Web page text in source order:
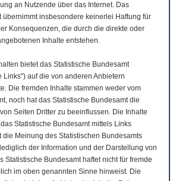
an Nutzende über das Internet. Das
übernimmt insbesondere keinerlei Haftung für
Konsequenzen, die durch die direkte oder
Inhalte entstehen.
bietet das Statistische Bundesamt
Links") auf die von anderen Anbietern
Die fremden Inhalte stammen weder vom
noch hat das Statistische Bundesamt die
Seiten Dritter zu beeinflussen. Die Inhalte
Statistische Bundesamt mittels Links
die Meinung des Statistischen Bundesamts
der Information und der Darstellung von
Statistische Bundesamt haftet nicht für fremde
im oben genannten Sinne hinweist. Die